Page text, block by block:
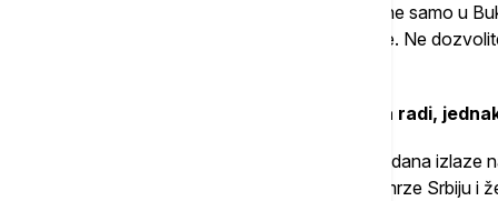
"Ne samo u Lomnici, ne samo u Bucima, ne samo u
Kruševca. Svakog dana im pričajte o tome. Ne
Istakao je da će SNS nastaviti dalje da radi,
Gašić je pozvao aktiviste SNS da svakog dana izlaze
koliko su bolji od onih koji, kako je rekao, mrze Srbiju i